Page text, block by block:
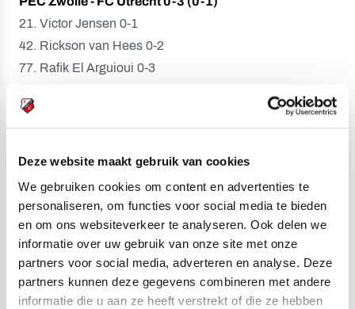
Deze website maakt gebruik van cookies
We gebruiken cookies om content en advertenties te
personaliseren, om functies voor social media te bieden
en om ons websiteverkeer te analyseren. Ook delen we
informatie over uw gebruik van onze site met onze
partners voor social media, adverteren en analyse. Deze
partners kunnen deze gegevens combineren met andere
informatie die u aan ze heeft verstrekt of die ze hebben
21. Victor Jensen 0-1
42. Rickson van Hees 0-2
77. Rafik El Arguioui 0-3
Gele kaarten:
Anthony Fontana (PEC Zwolle), Joshua
Mukeh (FC Utrecht).
Toeschouwers:0.
Scheidsrechter:Rick Sturm.
Opstelling PEC Zwolle:
Mike Hauptmeijer; Anthony Fontana, Christian Bos (41.
David Voute), Damian van der Haar, Dylan Ruward;
Teun Gijselhart (60. Demian van Selm), Mohamed